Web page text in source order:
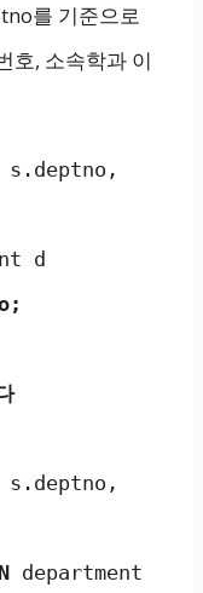
를 기준으로
호, 소속학과 이
s.deptno,
s.deptno,
department